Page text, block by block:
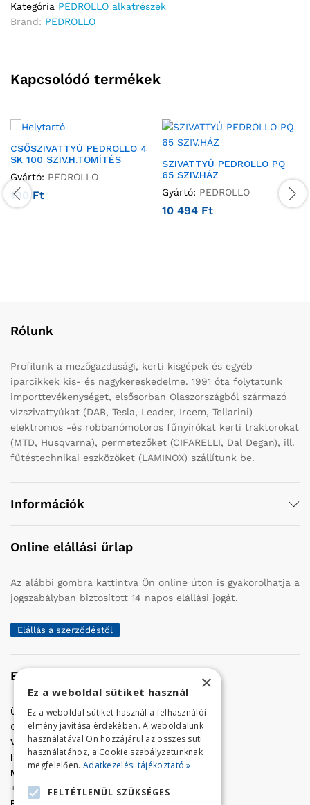
Kategória PEDROLLO alkatrészek
Brand: PEDROLLO
Kapcsolódó termékek
CSŐSZIVATTYÚ PEDROLLO 4
SK 100 SZIV.H.TÖMÍTÉS
Gyártó: PEDROLLO
190Ft
SZIVATTYÚ PEDROLLO PQ
65 SZIV.HÁZ
Gyártó: PEDROLLO
10 494 Ft
Rólunk
Profilunk a mezőgazdasági, kerti kisgépek és egyéb
iparcikkek kis- és nagykereskedelme. 1991 óta folytatunk
importtevékenységet, elsősorban Olaszországból származó
vízszivattyúkat (DAB, Tesla, Leader, Ircem, Tellarini)
elektromos -és robbanómotoros fűnyírókat kerti traktorokat
(MTD, Husqvarna), permetezőket (CIFARELLI, Dal Degan), ill.
fűtéstechnikai eszközöket (LAMINOX) szállítunk be.
Információk
Online elállási űrlap
Az alábbi gombra kattintva Ön online úton is gyakorolhatja a
jogszabályban biztosított 14 napos elállási jogát.
Elállás a szerződéstől
Elérhetőség
Üzletünk címe:Szolnok, Vércse út 17.
Golf Center Áruház:06 (56) 423-324
VÁR-Kert Áruház:06 (56) 429-771
Iroda:06 (56) 421-857
Megrendelés, termék információ:
+36 (70) 938-3356
E-mail:
×
Ez a weboldal sütiket használ
Ez a weboldal sütiket használ a felhasználói
élmény javítása érdekében. A weboldalunk
használatával Ön hozzájárul az összes süti
használatához, a Cookie szabályzatunknak
megfelelően. Adatkezelési tájékoztató »
FELTÉTLENÜL SZÜKSÉGES